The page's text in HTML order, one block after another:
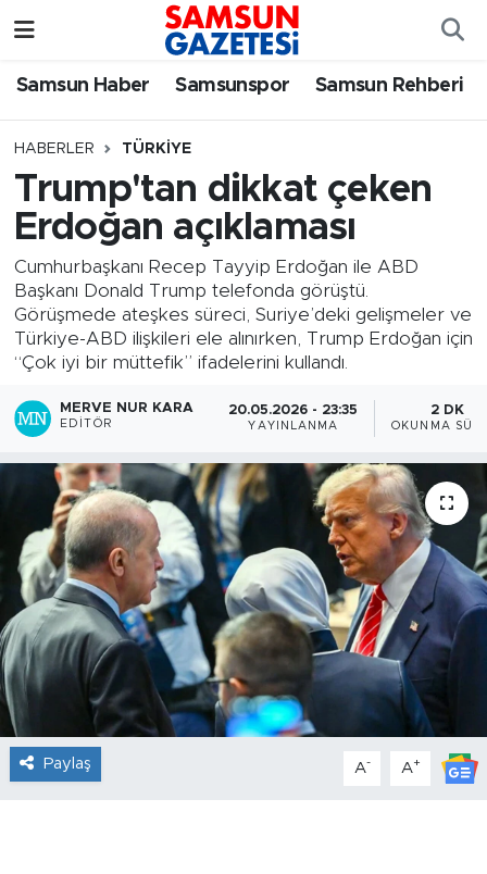
Samsun Haber Samsunspor Samsun Rehberi
HABERLER TÜRKIYE
Trump'tan dikkat çeken
Erdoğan açıklaması
Cumhurbaşkanı Recep Tayyip Erdoğan ile ABD
Başkanı Donald Trump telefonda görüştü.
Görüşmede ateşkes süreci, Suriye’deki gelişmeler ve
Türkiye-ABD ilişkileri ele alınırken, Trump Erdoğan için
“Çok iyi bir müttefik” ifadelerini kullandı.
MERVE NUR KARA
EDITÖR
20.05.2026 - 23:35
YAYINLANMA
2 DK
OKUNMA
Paylaş A- A+
Samsun Haber
Samsunspor
Samsun Rehberi
Resmi İlanlar
Samsun Nöbetçi Eczaneler
Samsun Hava Durumu
SAMSUN Namaz Vakitleri
Samsun Trafik Yoğunluk Haritası
Süper Lig Puan Durumu ve Fikstür
Tüm Manşetler
Son Dakika Haberleri
Haber Arşivi